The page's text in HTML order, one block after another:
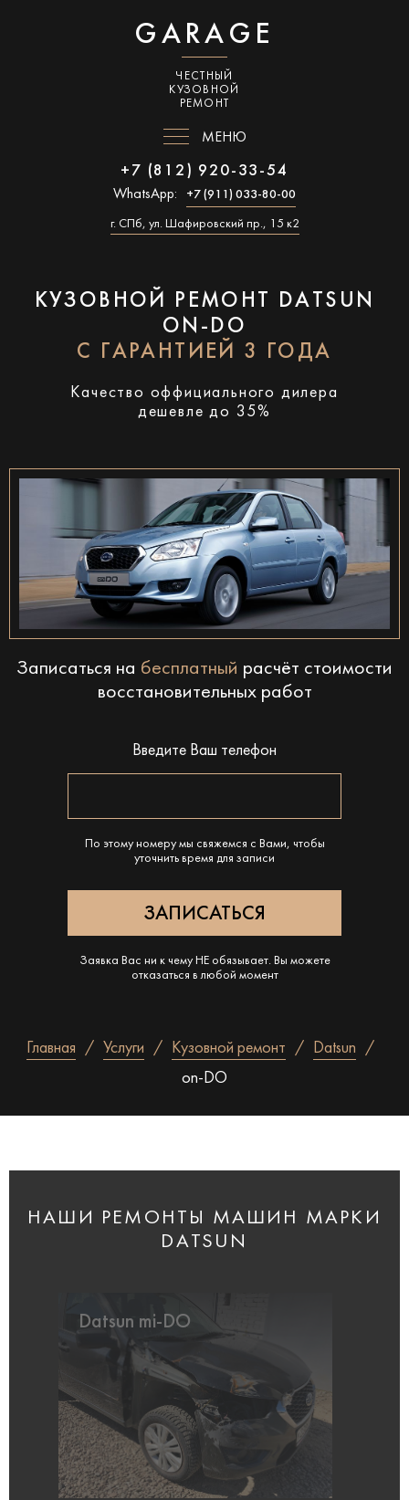
GARAGE
ЧЕСТНЫЙ
КУЗОВНОЙ
РЕМОНТ
МЕНЮ
+7 (812) 920-33-54
WhatsApp: +7 (911) 033-80-00
г. СПб, ул. Шафировский пр., 15 к2
КУЗОВНОЙ РЕМОНТ DATSUN
ON-DO
С ГАРАНТИЕЙ 3 ГОДА
Качество оффициального дилера
дешевле до 35%
Записаться на бесплатный расчёт стоимости
восстановительных работ
Введите Ваш телефон
По этому номеру мы свяжемся с Вами, чтобы
уточнить время для записи
Заявка Вас ни к чему НЕ обязывает. Вы можете
отказаться в любой момент
Главная Услуги Кузовной ремонт
Datsun
on-DO
НАШИ РЕМОНТЫ МАШИН МАРКИ
DATSUN
Datsun mi-DO